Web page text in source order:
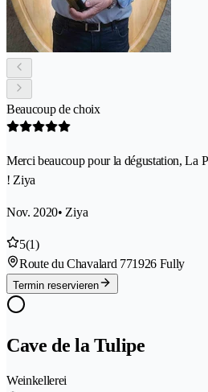
Beaucoup de choix
Merci beaucoup pour la dégustation, La
! Ziya
Nov. 2020• Ziya
5(1)
Route du Chavalard 771926 Fully
Termin reservieren
Cave de la Tulipe
Weinkellerei